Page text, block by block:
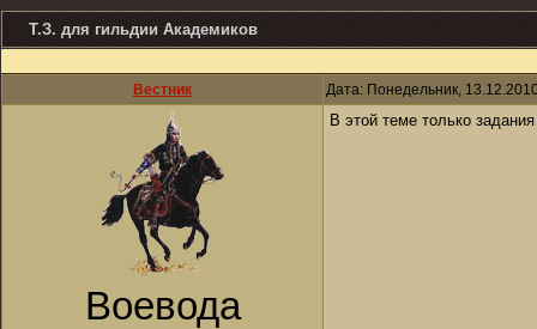
Т.З. для гильдии Академиков
Вестник Дата: Понедельник,
Воевода
В этой теме только